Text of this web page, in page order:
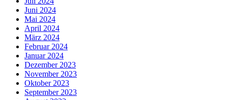
Juni 2024
Mai 2024
April 2024
März 2024
Februar 2024
Januar 2024
Dezember 2023
November 2023
Oktober 2023
September 2023